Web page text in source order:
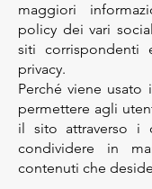
maggiori
policy dei vari
siti corrispondenti
privacy.
Perché viene
permettere agli
il sito attraverso i
condividere in
contenuti che